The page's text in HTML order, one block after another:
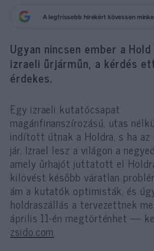
A legfrissebb hírekért kövessen
Ugyan nincsen ember a
izraeli űrjárműn, a kérdés
érdekes.
Egy izraeli kutatócsapat
magánfinanszírozású, utas
indított útnak a Holdra, s ha az
jár, Izrael lesz a világon a
amely űrhajót juttatott el
kilövést később váratlan
ám a kutatók optimisták, és
holdraszállás a tervezettnek
április 11-én megtörténhet —
zsido.com.